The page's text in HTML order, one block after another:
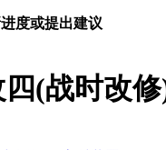
度或提出建议
(战时改